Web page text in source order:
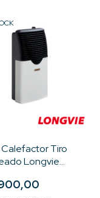
Calefactor Tiro
Longvie